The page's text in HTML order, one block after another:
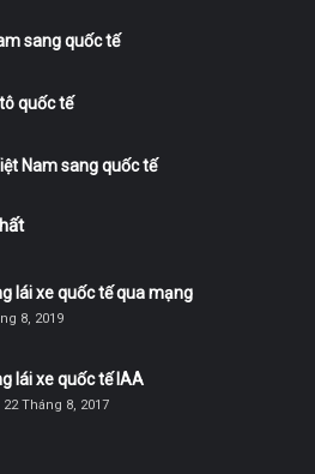
sang quốc tế
quốc tế
Nam sang quốc tế
lái xe quốc tế qua mạng
8, 2019
lái xe quốc tế IAA
22 Tháng 8, 2017